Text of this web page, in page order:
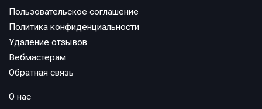
Пользовательское соглашение
Политика конфиденциальности
Удаление отзывов
Вебмастерам
Обратная связь
О нас